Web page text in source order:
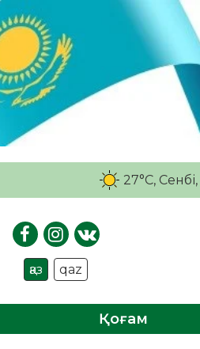
27°C,
қаз qaz
Қоғам